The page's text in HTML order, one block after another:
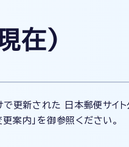
在)
新された 日本郵便サイト
案内」を御参照ください。